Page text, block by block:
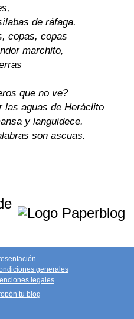
de ráfaga.
copas, copas
marchito,
que no ve?
las aguas de Heráclito
y languidece.
son ascuas.
generales
legales
tu blog